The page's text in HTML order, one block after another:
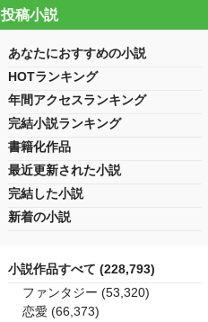
投稿小説
あなたにおすすめの小説
HOTランキング
年間アクセスランキング
完結小説ランキング
書籍化作品
最近更新された小説
完結した小説
新着の小説
小説作品すべて (228,793)
ファンタジー (53,320)
恋愛 (66,373)